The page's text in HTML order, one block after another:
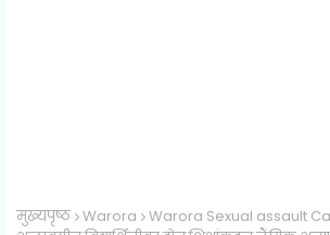
मुख्यपृष्ठ Warora
Warora Sexual assault